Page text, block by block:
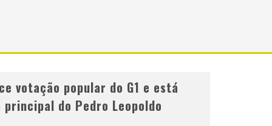
votação popular do G1 e está
do Pedro Leopoldo